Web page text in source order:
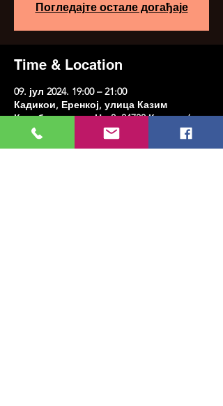
Погледајте остале догађаје
Time & Location
09. јул 2024. 19:00 – 21:00
Кадикои, Еренкој, улица Казим
Карабекирпаша Но:8, 34738 Кадıкои/
Истанбул, Туркиие